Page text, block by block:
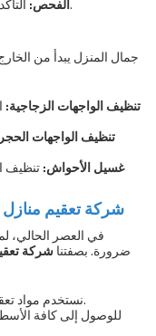
الفحص:التأكد من سلامة العوامة وعدم وجود تسربات.
جمال المنزل يبدأ من
تنظيف الواجهات الزجاجية:
تنظيف الواجهات
غسيل الأحواش:تنظيف
شركة تعقيم
في العصر الحالي،
ضرورة. بصفتناشركة
نستخدم مواد تعقيم معتمدة من وزارة الصحة وآمنة تماماً.